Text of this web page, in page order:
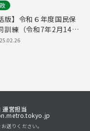
版】令和６年度国民保
訓練（令和7年2月14日
イリーニュース
運営担当
送りください。